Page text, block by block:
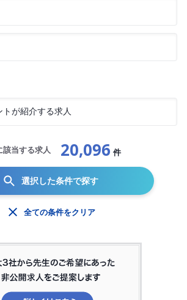
トが紹介する求人
該当する求人 20,096 件
選択した条件で探す
全ての条件をクリア